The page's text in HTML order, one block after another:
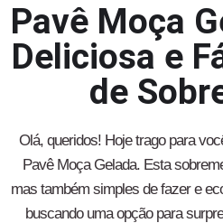
Pavê Moça
Deliciosa e
de
Olá, queridos! Hoje trago para
Pavê Moça Gelada. Esta
mas também simples de fazer e
buscando uma opção para